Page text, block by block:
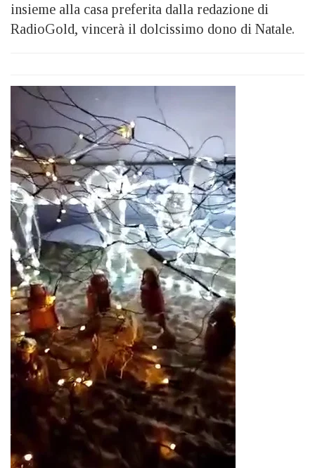
insieme alla casa preferita dalla redazione di
RadioGold, vincerà il dolcissimo dono di Natale.